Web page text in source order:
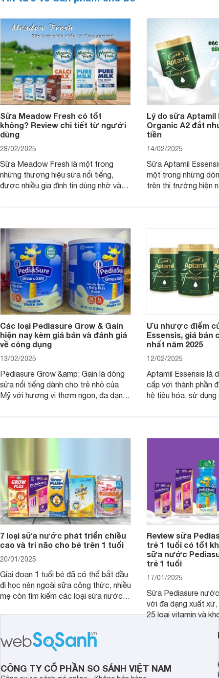
Sữa Meadow Fresh có tốt
không? Review chi tiết từ người
dùng
28/02/2025
Sữa Meadow Fresh là một trong
những thương hiệu sữa nổi tiếng,
được nhiều gia đình tin dùng nhờ vào
dưỡng có gì đặc biệt? Giá sữa
Meadow Fresh trên thị trường hiện
nay ra sao? Hãy cùng tìm hiểu ngay.
Lý do sữa Aptamil
Organic A2 đắt
tiền
14/02/2025
Sữa Aptamil
một trong những
trên thị trường hiện
hơn so với các
4 yếu tố sau.
Các loại Pediasure Grow & Gain
hiện nay kèm giá bán và đánh giá
về công dụng
13/02/2025
Pediasure Grow &amp; Gain là dòng
sữa nổi tiếng dành cho trẻ nhỏ của
Mỹ với hương vị thơm ngon, đa dạng
Pediasure Grow &amp; Gain hiện nay
Ưu nhược điểm
Essensis, giá bán
nhất năm 2025
12/02/2025
Aptamil Essensis là
cấp với thành phần
hệ tiêu hóa, sử
cùng Websosanh.vn
7 loại sữa nước phát triển chiều
cao và trí não cho bé trên 1 tuổi
20/01/2025
Giai đoạn 1 tuổi bé đã có thể bắt đầu
đi học nên ngoài sữa công thức, nhiều
mẹ còn tìm kiếm các loại sữa nước
trẻ. Dưới đây là 7 loại sữa nước phát
1 tuổi tốt mà mẹ bỉm nên lựa chọn.
Review sữa
trẻ 1 tuổi có tốt
sữa nước
trẻ 1 tuổi
17/01/2025
Sữa Pediasure
với đa dạng xuất
25 loại vitamin và
CÔNG TY CỔ PHẦN SO SÁNH VIỆT NAM